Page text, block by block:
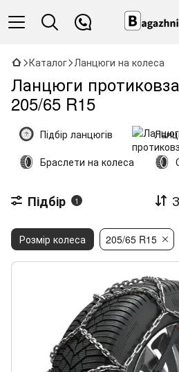
Каталог Ланцюги на колеса
Ланцюги
205/65 R15
Підбір ланцюгів
Браслети на колеса
Підбір 1
Розмір колеса 205/65 R15